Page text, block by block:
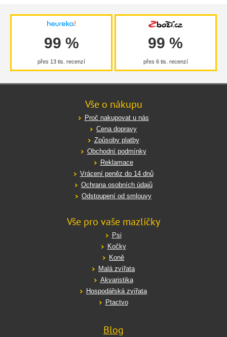
99 %
přes 13 tis. recenzí
99 %
přes 6 tis. recenzí
Vše o nákupu
Proč nakupovat u nás
Cena dopravy
Způsoby platby
Obchodní podmínky
Reklamace
Vrácení peněz do 14 dnů
Ochrana osobních údajů
Odstoupení od smlouvy
Vše pro vaše mazlíčky
Psi
Kočky
Koně
Malá zvířata
Akvaristika
Hospodářská zvířata
Ptactvo
Blog